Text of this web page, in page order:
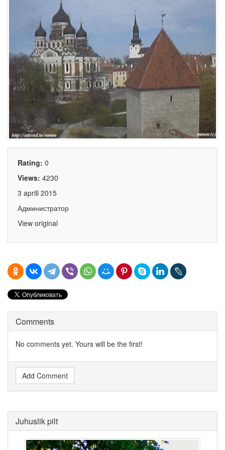
Rating: 0
Views: 4230
3 aprill 2015
Администратор
View original
Comments
No comments yet. Yours will be the first!
Add Comment
Juhuslik pilt